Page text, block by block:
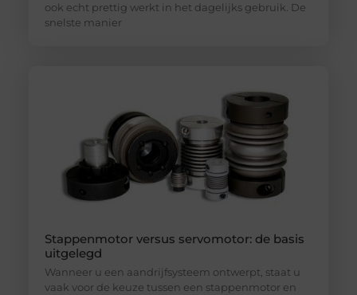
ook echt prettig werkt in het dagelijks gebruik. De
snelste manier
Stappenmotor versus servomotor: de basis
uitgelegd
Wanneer u een aandrijfsysteem ontwerpt, staat u
vaak voor de keuze tussen een stappenmotor en